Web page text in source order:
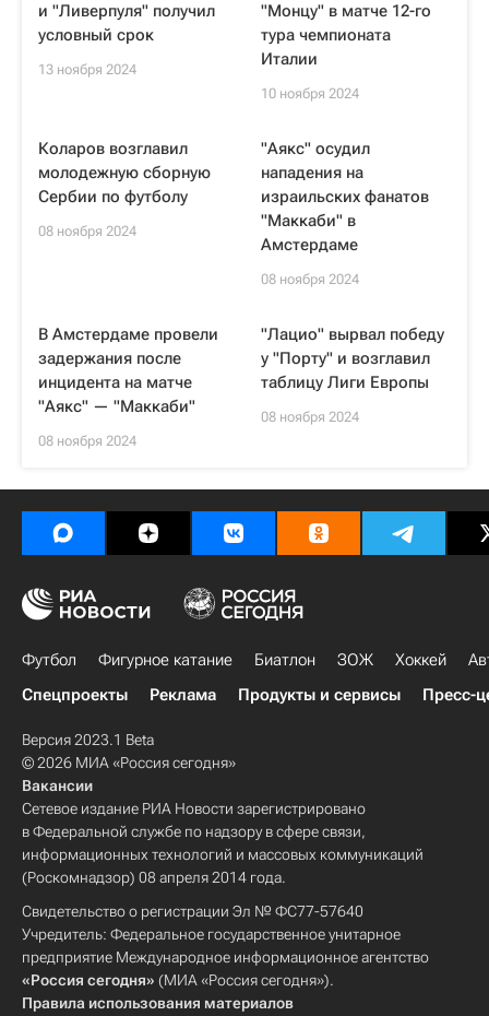
и "Ливерпуля" получил
условный срок
13 ноября 2024
"Монцу" в матче 12-го
тура чемпионата
Италии
10 ноября 2024
Коларов возглавил
молодежную сборную
Сербии по футболу
08 ноября 2024
"Аякс" осудил
нападения на
израильских фанатов
"Маккаби" в
Амстердаме
08 ноября 2024
В Амстердаме провели
задержания после
инцидента на матче
"Аякс" — "Маккаби"
08 ноября 2024
"Лацио" вырвал победу
у "Порту" и возглавил
таблицу Лиги Европы
08 ноября 2024
Футбол Фигурное катание Биатлон ЗОЖ Хоккей
Спецпроекты
Реклама Продукты и сервисы Пресс-
Версия 2023.1 Beta
© 2026 МИА «Россия сегодня»
Вакансии
Сетевое издание РИА Новости зарегистрировано
в Федеральной службе по надзору в сфере связи,
информационных технологий и массовых коммуникаций
(Роскомнадзор) 08 апреля 2014 года.
Свидетельство о регистрации Эл № ФС77-57640
Учредитель: Федеральное государственное унитарное
предприятие Международное информационное агентство
«Россия сегодня» (МИА «Россия сегодня»).
Правила использования материалов